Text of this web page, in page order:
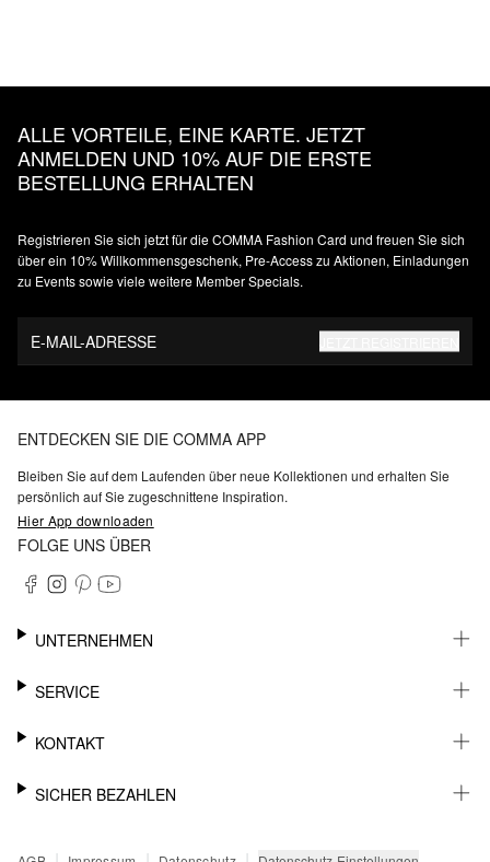
ALLE VORTEILE, EINE KARTE. JETZT
ANMELDEN UND 10% AUF DIE ERSTE
BESTELLUNG ERHALTEN
Registrieren Sie sich jetzt für die COMMA Fashion Card und freuen Sie sich
über ein 10% Willkommensgeschenk, Pre-Access zu Aktionen, Einladungen
zu Events sowie viele weitere Member Specials.
E-MAIL-ADRESSE
ENTDECKEN SIE DIE COMMA APP
Bleiben Sie auf dem Laufenden über neue Kollektionen und erhalten Sie
persönlich auf Sie zugeschnittene Inspiration.
Hier App downloaden
FOLGE UNS ÜBER
UNTERNEHMEN
KARRIERE
BARRIEREFREIHEIT
SERVICE
WHATSAPP
MEIN KONTO
KONTAKT
SUPPORT
SICHER BEZAHLEN